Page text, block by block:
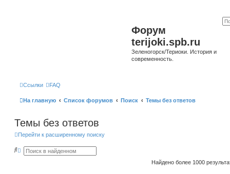
Форум
terijoki.spb.ru
Зеленогорск/Териоки. История и
современность.
Ссылки FAQ
На главную Список форумов Поиск Темы без ответов
Темы без ответов
Перейти к расширенному поиску
П Р
Найдено более 1000